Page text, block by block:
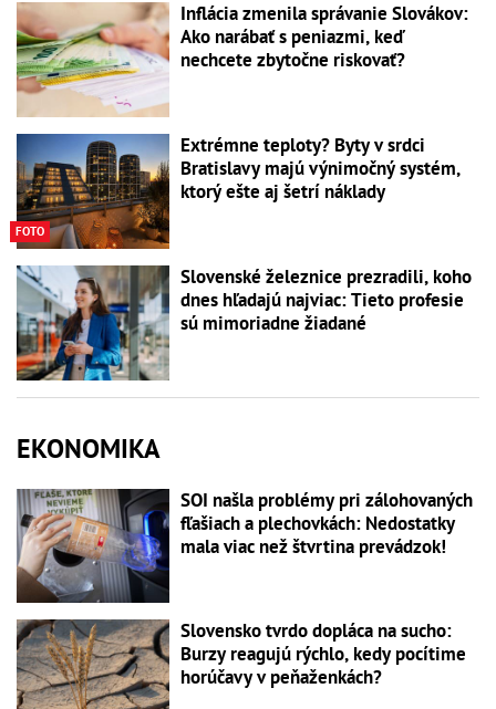
Inflácia zmenila správanie Slovákov:
Ako narábať s peniazmi, keď
nechcete zbytočne riskovať?
FOTO
Extrémne teploty? Byty v srdci
Bratislavy majú výnimočný systém,
ktorý ešte aj šetrí náklady
Slovenské železnice prezradili, koho
dnes hľadajú najviac: Tieto profesie
sú mimoriadne žiadané
EKONOMIKA
SOI našla problémy pri zálohovaných
fľašiach a plechovkách: Nedostatky
mala viac než štvrtina prevádzok!
Slovensko tvrdo dopláca na sucho:
Burzy reagujú rýchlo, kedy pocítime
horúčavy v peňaženkách?